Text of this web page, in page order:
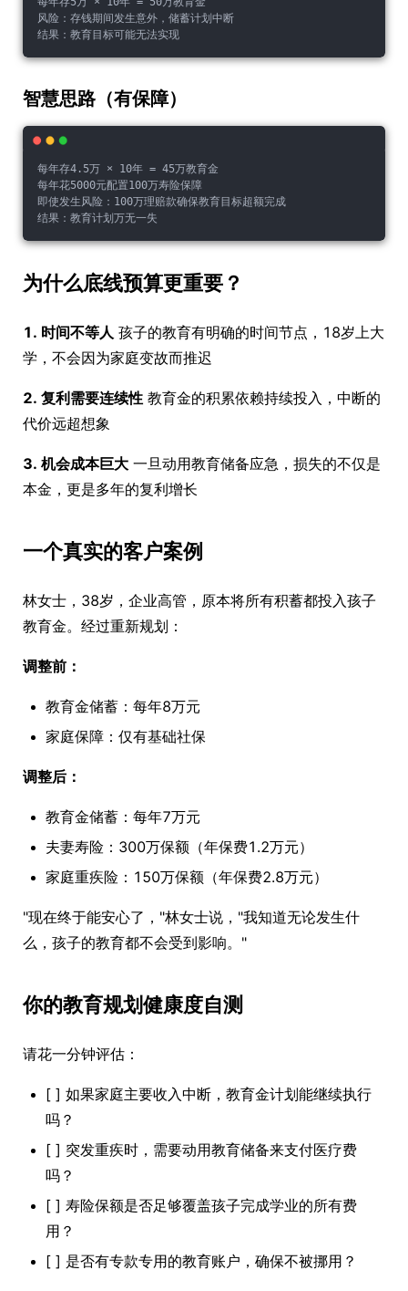
风险：存钱期间发生意外，储蓄计划中断
结果：教育目标可能无法实现
智慧思路（有保障）
每年存4.5万 × 10年 = 45万教育金
每年花5000元配置100万寿险保障
即使发生风险：100万理赔款确保教育目标超额完成
结果：教育计划万无一失
为什么底线预算更重要？
1. 时间不等人 孩子的教育有明确的时间节点，18岁上大
学，不会因为家庭变故而推迟
2. 复利需要连续性 教育金的积累依赖持续投入，中断的
代价远超想象
3. 机会成本巨大 一旦动用教育储备应急，损失的不仅是
本金，更是多年的复利增长
一个真实的客户案例
林女士，38岁，企业高管，原本将所有积蓄都投入孩子
教育金。经过重新规划：
调整前：
教育金储蓄：每年8万元
家庭保障：仅有基础社保
调整后：
教育金储蓄：每年7万元
夫妻寿险：300万保额（年保费1.2万元）
家庭重疾险：150万保额（年保费2.8万元）
"现在终于能安心了，"林女士说，"我知道无论发生什
么，孩子的教育都不会受到影响。"
你的教育规划健康度自测
请花一分钟评估：
[ ] 如果家庭主要收入中断，教育金计划能继续执行
吗？
[ ] 突发重疾时，需要动用教育储备来支付医疗费
吗？
[ ] 寿险保额是否足够覆盖孩子完成学业的所有费
用？
[ ] 是否有专款专用的教育账户，确保不被挪用？